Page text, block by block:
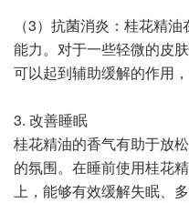
（3）抗菌消炎：桂花精
能力。对于一些轻微的皮
可以起到辅助缓解的作用
3. 改善睡眠
桂花精油的香气有助于放
的氛围。在睡前使用桂花
上，能够有效缓解失眠、